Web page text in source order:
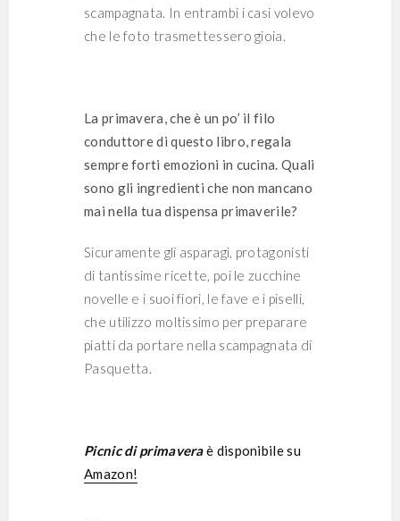
scampagnata. In entrambi i casi volevo
che le foto trasmettessero gioia.
La primavera, che è un po’ il filo
conduttore di questo libro, regala
sempre forti emozioni in cucina. Quali
sono gli ingredienti che non mancano
mai nella tua dispensa primaverile?
Sicuramente gli asparagi, protagonisti
di tantissime ricette, poi le zucchine
novelle e i suoi fiori, le fave e i piselli,
che utilizzo moltissimo per preparare
piatti da portare nella scampagnata di
Pasquetta.
Picnic di primaveraè disponibile su
Amazon!